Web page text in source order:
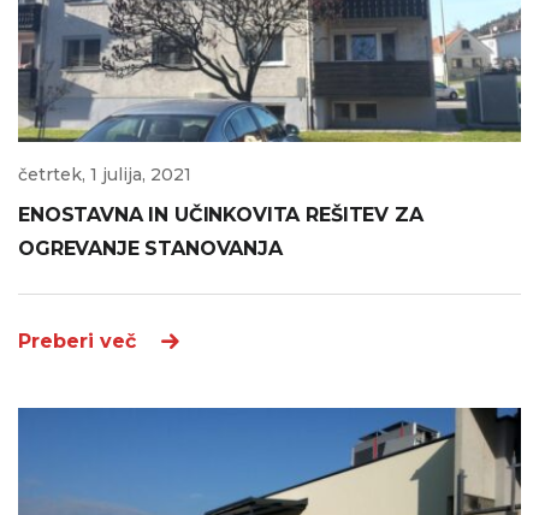
četrtek, 1 julija, 2021
ENOSTAVNA IN UČINKOVITA REŠITEV ZA
OGREVANJE STANOVANJA
Preberi več